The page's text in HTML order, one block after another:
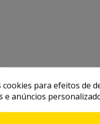
para efeitos de
anúncios